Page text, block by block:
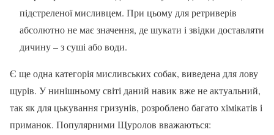
підстреленої мисливцем. При цьому для ретриверів
абсолютно не має значення, де шукати і звідки доставляти
дичину – з суші або води.
Є ще одна категорія мисливських собак, виведена для лову
щурів. У нинішньому світі даний навик вже не актуальний,
так як для цькування гризунів, розроблено багато хімікатів і
приманок. Популярними Щуролов вважаються: